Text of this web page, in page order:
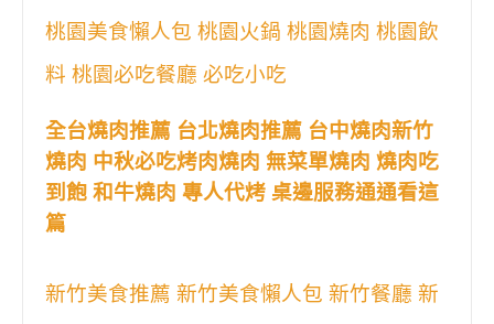
桃園美食懶人包 桃園火鍋 桃園燒肉 桃園飲
料 桃園必吃餐廳 必吃小吃
全台燒肉推薦 台北燒肉推薦 台中燒肉新竹
燒肉 中秋必吃烤肉燒肉 無菜單燒肉 燒肉吃
到飽 和牛燒肉 專人代烤 桌邊服務通通看這
篇
新竹美食推薦 新竹美食懶人包 新竹餐廳 新